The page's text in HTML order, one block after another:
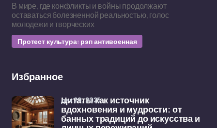
В мире, где конфликты и войны продолжают
оставаться болезненной реальностью, голос
молодежи и творческих
Протест культура: рэп антивоенная
Избранное
Цитаты как источник
вдохновения и мудрости: от
банных традиций до искусства и
дек 29, 2025